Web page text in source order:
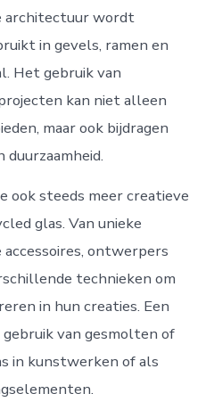
architectuur wordt
in gevels, ramen en
Het gebruik van
kan niet alleen
maar ook bijdragen
ook steeds meer creatieve
glas. Van unieke
ontwerpers
technieken om
in hun creaties. Een
van gesmolten of
in kunstwerken of als